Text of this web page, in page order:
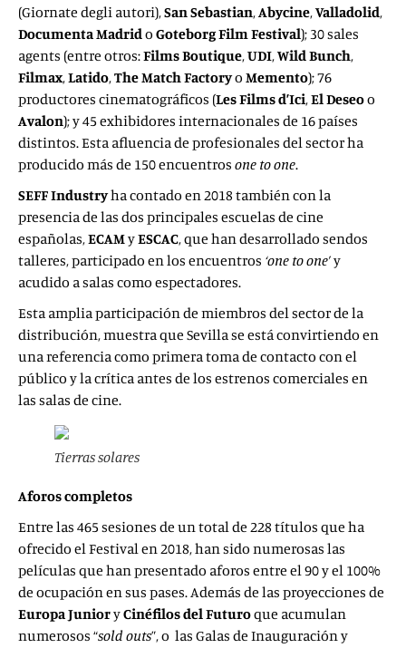
(Giornate degli autori),San Sebastian,Abycine,Valladolid,
Documenta Madrido Goteborg Film Festival); 30 sales
agents (entre otros:Films Boutique,UDI,Wild Bunch,
Filmax,Latido,The Match Factoryo Memento); 76
productores cinematográficos (Les Films d’Ici,El Deseoo
Avalon); y 45 exhibidores internacionales de 16 países
distintos. Esta afluencia de profesionales del sector ha
producido más de 150 encuentros one to one.
SEFF Industryha contado en 2018 también con la
presencia de las dos principales escuelas de cine
españolas,ECAMyESCAC, que han desarrollado sendos
talleres, participado en los encuentros ‘one to one’y
acudido a salas como espectadores.
Esta amplia participación de miembros del sector de la
distribución, muestra que Sevilla se está convirtiendo en
una referencia como primera toma de contacto con el
público y la crítica antes de los estrenos comerciales en
las salas de cine.
Tierras solares
Aforos completos
Entre las 465 sesiones de un total de 228 títulos que ha
ofrecido el Festival en 2018, han sido numerosas las
películas que han presentado aforos entre el 90 y el 100%
de ocupación en sus pases. Además de las proyecciones de
Europa JunioryCinéfilos del Futuroque acumulan
numerosos “sold outs”, o las Galas de Inauguración y